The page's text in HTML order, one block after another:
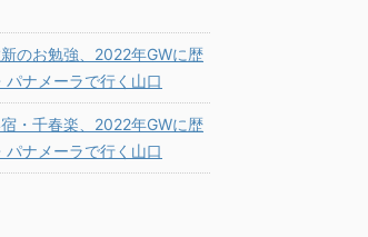
のお勉強、2022年GWに歴
パナメーラで行く山口
・千春楽、2022年GWに歴
パナメーラで行く山口